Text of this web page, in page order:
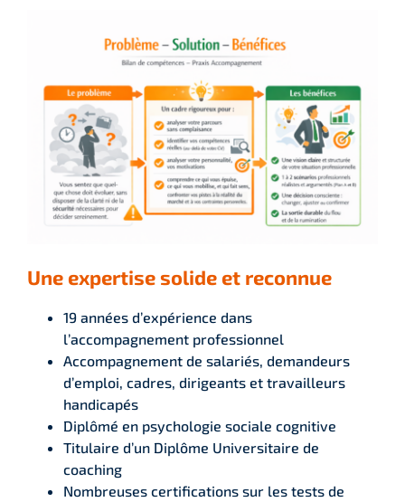
Une expertise solide et reconnue
19 années d’expérience dans
l’accompagnement professionnel
Accompagnement de salariés, demandeurs
d’emploi, cadres, dirigeants et travailleurs
handicapés
Diplômé en psychologie sociale cognitive
Titulaire d’un Diplôme Universitaire de
coaching
Nombreuses certifications sur les tests de